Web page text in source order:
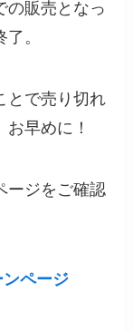
の販売となっ
。
とで売り切れ
早めに！
ージをご確認
ページ